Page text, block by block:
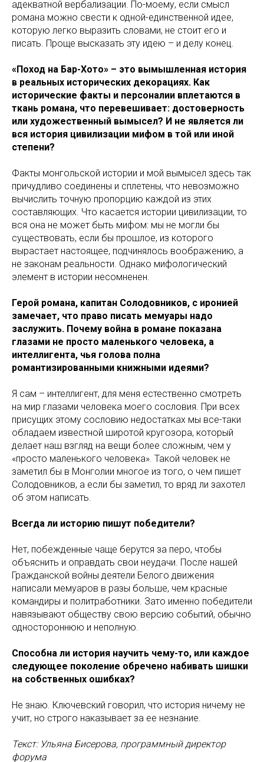
адекватной вербализации. По-моему, если смысл
романа можно свести к одной-единственной идее,
которую легко выразить словами, не стоит его и
писать. Проще высказать эту идею – и делу конец.
«Поход на Бар-Хото» – это вымышленная история
в реальных исторических декорациях. Как
исторические факты и персоналии вплетаются в
ткань романа, что перевешивает: достоверность
или художественный вымысел? И не является ли
вся история цивилизации мифом в той или иной
степени?
Факты монгольской истории и мой вымысел здесь так
причудливо соединены и сплетены, что невозможно
вычислить точную пропорцию каждой из этих
составляющих. Что касается истории цивилизации, то
вся она не может быть мифом: мы не могли бы
существовать, если бы прошлое, из которого
вырастает настоящее, подчинялось воображению, а
не законам реальности. Однако мифологический
элемент в истории несомненен.
Герой романа, капитан Солодовников, с иронией
замечает, что право писать мемуары надо
заслужить. Почему война в романе показана
глазами не просто маленького человека, а
интеллигента, чья голова полна
романтизированными книжными идеями?
Я сам – интеллигент, для меня естественно смотреть
на мир глазами человека моего сословия. При всех
присущих этому сословию недостатках мы все-таки
обладаем известной широтой кругозора, который
делает наш взгляд на вещи более сложным, чем у
«просто маленького человека». Такой человек не
заметил бы в Монголии многое из того, о чем пишет
Солодовников, а если бы заметил, то вряд ли захотел
об этом написать.
Всегда ли историю пишут победители?
Нет, побежденные чаще берутся за перо, чтобы
объяснить и оправдать свои неудачи. После нашей
Гражданской войны деятели Белого движения
написали мемуаров в разы больше, чем красные
командиры и политработники. Зато именно победители
навязывают обществу свою версию событий, обычно
одностороннюю и неполную.
Способна ли история научить чему-то, или каждое
следующее поколение обречено набивать шишки
на собственных ошибках?
Не знаю. Ключевский говорил, что история ничему не
учит, но строго наказывает за ее незнание.
Текст: Ульяна Бисерова, программный директор
форума